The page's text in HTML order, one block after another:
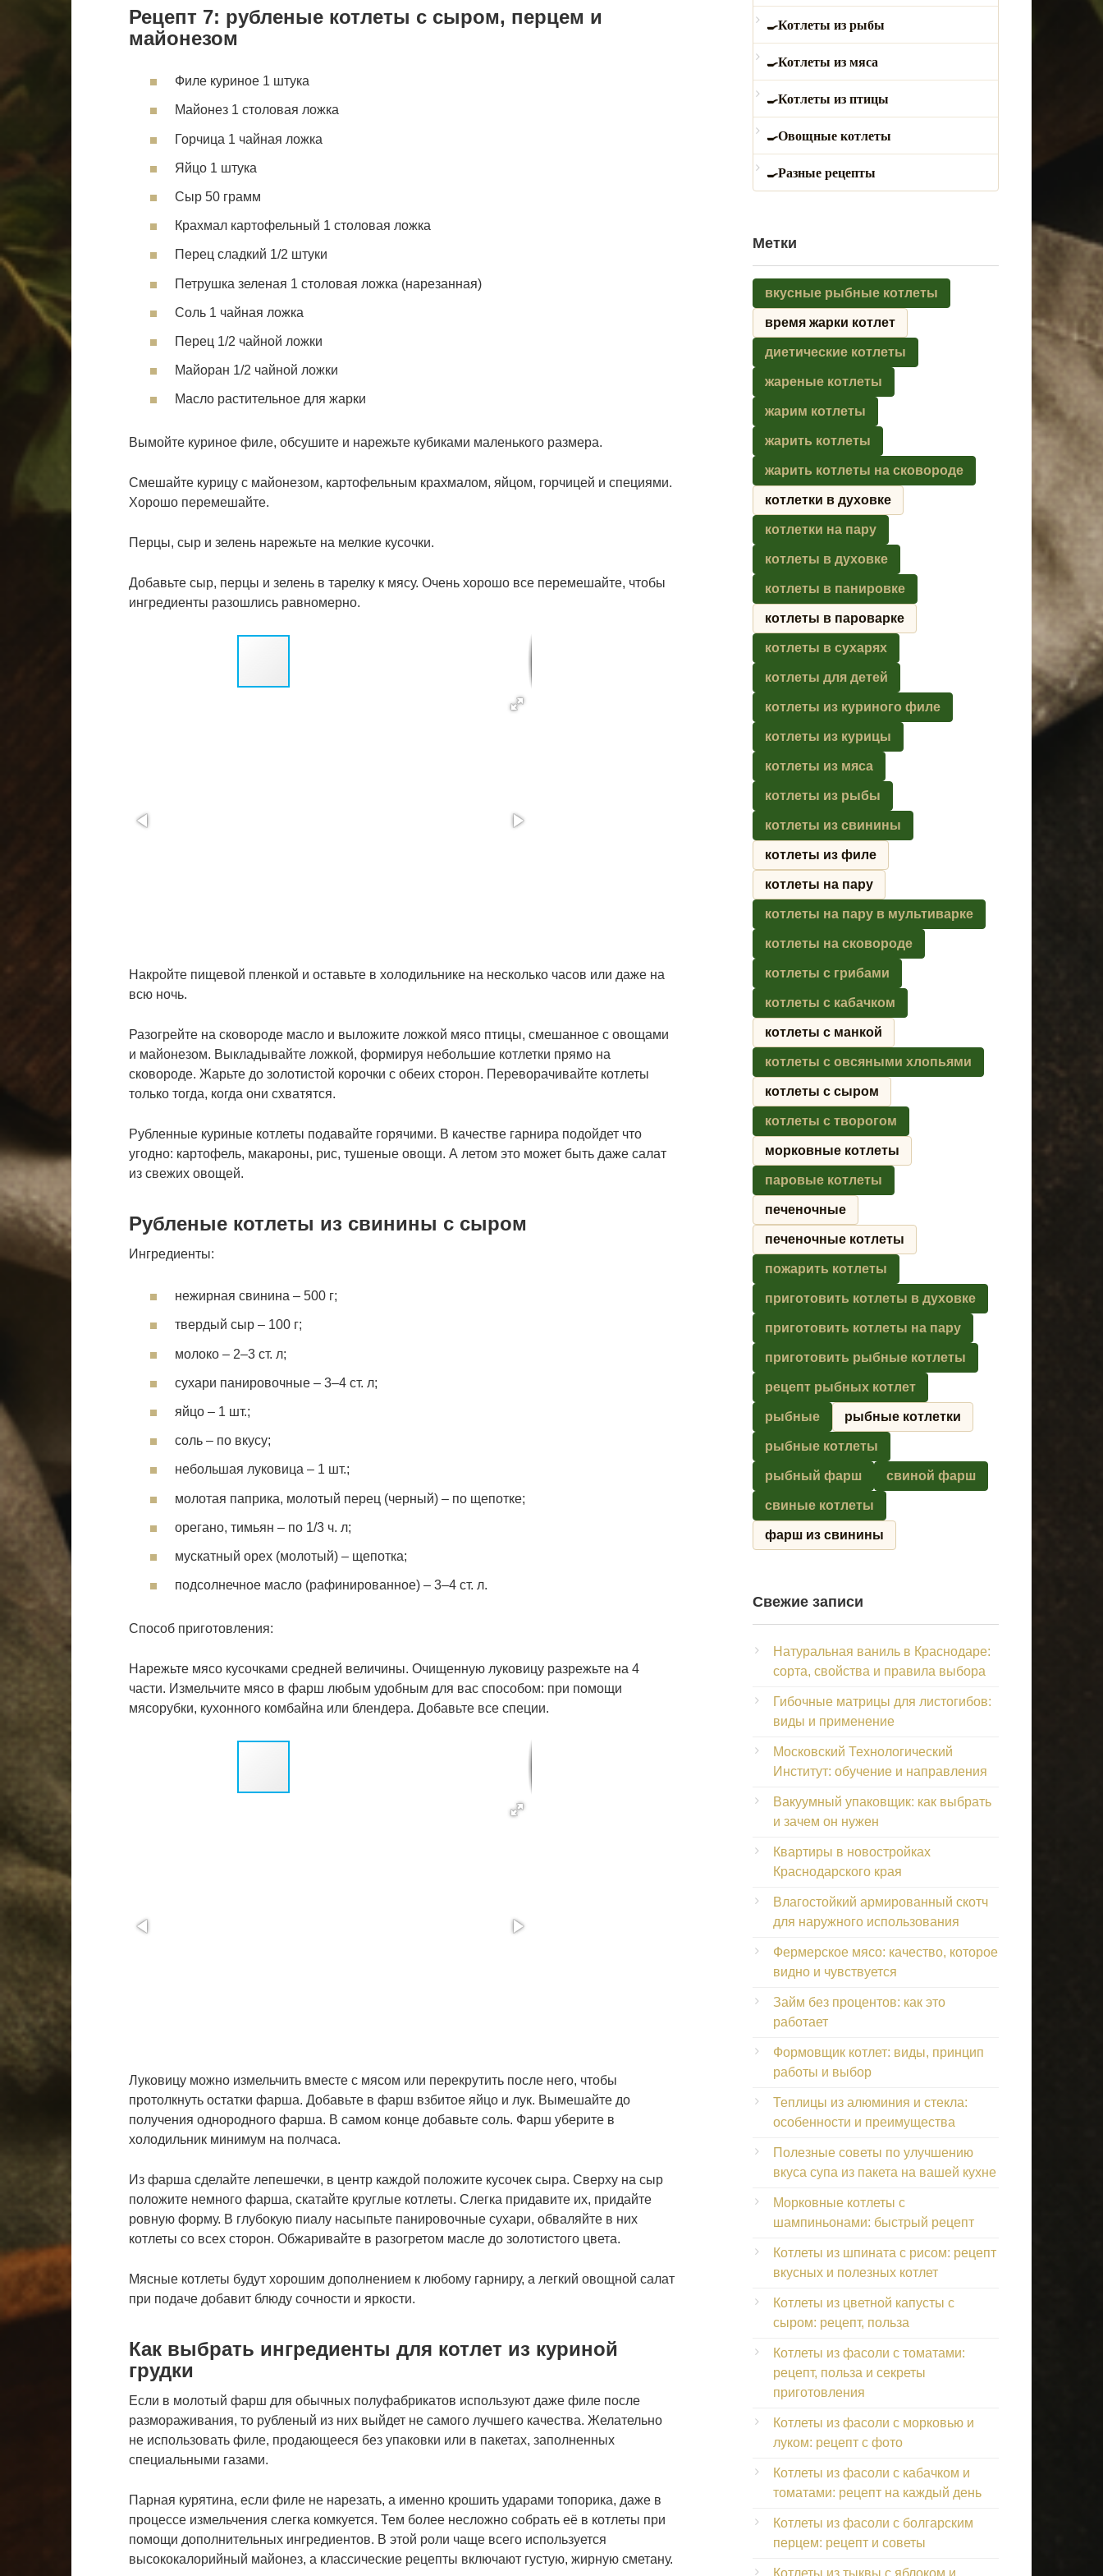
Рецепт 7: рубленые котлеты с сыром, перцем и
майонезом
Филе куриное 1 штука
Майонез 1 столовая ложка
Горчица 1 чайная ложка
Яйцо 1 штука
Сыр 50 грамм
Крахмал картофельный 1 столовая ложка
Перец сладкий 1/2 штуки
Петрушка зеленая 1 столовая ложка (нарезанная)
Соль 1 чайная ложка
Перец 1/2 чайной ложки
Майоран 1/2 чайной ложки
Масло растительное для жарки
Вымойте куриное филе, обсушите и нарежьте кубиками маленького размера.
Смешайте курицу с майонезом, картофельным крахмалом, яйцом, горчицей и специями.
Хорошо перемешайте.
Перцы, сыр и зелень нарежьте на мелкие кусочки.
Добавьте сыр, перцы и зелень в тарелку к мясу. Очень хорошо все перемешайте, чтобы
ингредиенты разошлись равномерно.
Накройте пищевой пленкой и оставьте в холодильнике на несколько часов или даже на
всю ночь.
Разогрейте на сковороде масло и выложите ложкой мясо птицы, смешанное с овощами
и майонезом. Выкладывайте ложкой, формируя небольшие котлетки прямо на
сковороде. Жарьте до золотистой корочки с обеих сторон. Переворачивайте котлеты
только тогда, когда они схватятся.
Рубленные куриные котлеты подавайте горячими. В качестве гарнира подойдет что
угодно: картофель, макароны, рис, тушеные овощи. А летом это может быть даже салат
из свежих овощей.
Рубленые котлеты из свинины с сыром
Ингредиенты:
нежирная свинина – 500 г;
твердый сыр – 100 г;
молоко – 2–3 ст. л;
сухари панировочные – 3–4 ст. л;
яйцо – 1 шт.;
соль – по вкусу;
небольшая луковица – 1 шт.;
молотая паприка, молотый перец (черный) – по щепотке;
орегано, тимьян – по 1/3 ч. л;
мускатный орех (молотый) – щепотка;
подсолнечное масло (рафинированное) – 3–4 ст. л.
Способ приготовления:
Нарежьте мясо кусочками средней величины. Очищенную луковицу разрежьте на 4
части. Измельчите мясо в фарш любым удобным для вас способом: при помощи
мясорубки, кухонного комбайна или блендера. Добавьте все специи.
Луковицу можно измельчить вместе с мясом или перекрутить после него, чтобы
протолкнуть остатки фарша. Добавьте в фарш взбитое яйцо и лук. Вымешайте до
получения однородного фарша. В самом конце добавьте соль. Фарш уберите в
холодильник минимум на полчаса.
Из фарша сделайте лепешечки, в центр каждой положите кусочек сыра. Сверху на сыр
положите немного фарша, скатайте круглые котлеты. Слегка придавите их, придайте
ровную форму. В глубокую пиалу насыпьте панировочные сухари, обваляйте в них
котлеты со всех сторон. Обжаривайте в разогретом масле до золотистого цвета.
Мясные котлеты будут хорошим дополнением к любому гарниру, а легкий овощной салат
при подаче добавит блюду сочности и яркости.
Как выбрать ингредиенты для котлет из куриной
грудки
Если в молотый фарш для обычных полуфабрикатов используют даже филе после
размораживания, то рубленый из них выйдет не самого лучшего качества. Желательно
не использовать филе, продающееся без упаковки или в пакетах, заполненных
специальными газами.
Парная курятина, если филе не нарезать, а именно крошить ударами топорика, даже в
процессе измельчения слегка комкуется. Тем более несложно собрать её в котлеты при
помощи дополнительных ингредиентов. В этой роли чаще всего используется
высококалорийный майонез, а классические рецепты включают густую, жирную сметану.
Котлеты из рыбы
Котлеты из мяса
Котлеты из птицы
Овощные котлеты
Разные рецепты
Метки
вкусные рыбные котлеты
время жарки котлет
диетические котлеты
жареные котлеты
жарим котлеты
жарить котлеты
жарить котлеты на сковороде
котлетки в духовке
котлетки на пару
котлеты в духовке
котлеты в панировке
котлеты в пароварке
котлеты в сухарях
котлеты для детей
котлеты из куриного филе
котлеты из курицы
котлеты из мяса
котлеты из рыбы
котлеты из свинины
котлеты из филе
котлеты на пару
котлеты на пару в мультиварке
котлеты на сковороде
котлеты с грибами
котлеты с кабачком
котлеты с манкой
котлеты с овсяными хлопьями
котлеты с сыром
котлеты с творогом
морковные котлеты
паровые котлеты
печеночные
печеночные котлеты
пожарить котлеты
приготовить котлеты в духовке
приготовить котлеты на пару
приготовить рыбные котлеты
рецепт рыбных котлет
рыбные рыбные котлетки
рыбные котлеты
рыбный фарш свиной фарш
свиные котлеты
фарш из свинины
Свежие записи
Натуральная ваниль в Краснодаре:
сорта, свойства и правила выбора
Гибочные матрицы для листогибов:
виды и применение
Московский Технологический
Институт: обучение и направления
Вакуумный упаковщик: как выбрать
и зачем он нужен
Квартиры в новостройках
Краснодарского края
Влагостойкий армированный скотч
для наружного использования
Фермерское мясо: качество, которое
видно и чувствуется
Займ без процентов: как это
работает
Формовщик котлет: виды, принцип
работы и выбор
Теплицы из алюминия и стекла:
особенности и преимущества
Полезные советы по улучшению
вкуса супа из пакета на вашей кухне
Морковные котлеты с
шампиньонами: быстрый рецепт
Котлеты из шпината с рисом: рецепт
вкусных и полезных котлет
Котлеты из цветной капусты с
сыром: рецепт, польза
Котлеты из фасоли с томатами:
рецепт, польза и секреты
приготовления
Котлеты из фасоли с морковью и
луком: рецепт с фото
Котлеты из фасоли с кабачком и
томатами: рецепт на каждый день
Котлеты из фасоли с болгарским
перцем: рецепт и советы
Котлеты из тыквы с яблоком и